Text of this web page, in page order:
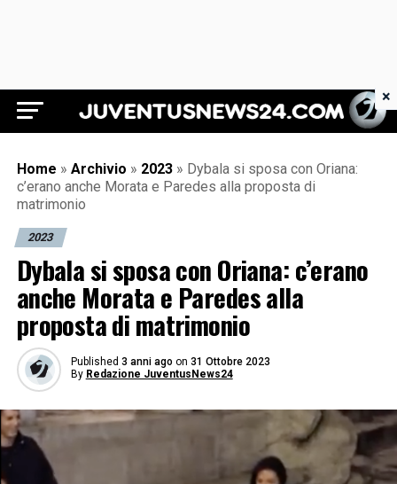
Juventus News 24
Home » Archivio » 2023 » Dybala si sposa con Oriana:
c’erano anche Morata e Paredes alla proposta di
matrimonio
2023
Dybala si sposa con Oriana: c’erano
anche Morata e Paredes alla
proposta di matrimonio
Published 3 anni ago on 31 Ottobre 2023
By Redazione JuventusNews24
×